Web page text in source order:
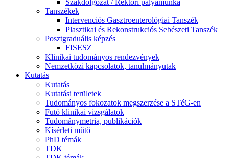
Szakdolgozat / Rektori pályamunka
Tanszékek
Intervenciós Gasztroenterológiai Tanszék
Plasztikai és Rekonstrukciós Sebészeti Tanszék
Posztgraduális képzés
FISESZ
Klinikai tudományos rendezvények
Nemzetközi kapcsolatok, tanulmányutak
Kutatás
Kutatás
Kutatási területek
Tudományos fokozatok megszerzése a STéG-en
Futó klinikai vizsgálatok
Tudománymetria, publikációk
Kísérleti műtő
PhD témák
TDK